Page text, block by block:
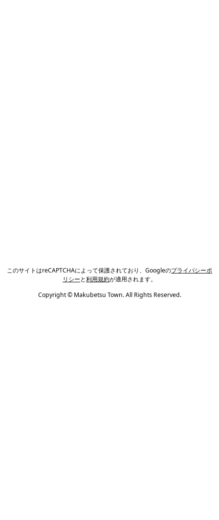
このサイトはreCAPTCHAによって保護されており、Googleのプライバシーポ
リシーと利用規約が適用されます。
Copyright © Makubetsu Town. All Rights Reserved.